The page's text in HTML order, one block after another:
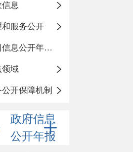
信息
和服务公开
部门信息公开年度报告
领域
开保障机制
政府信息
公开年报